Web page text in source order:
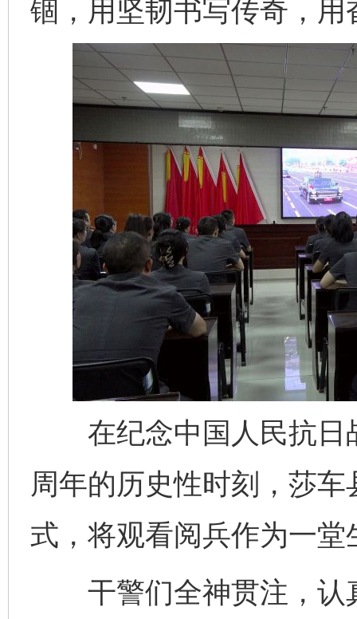
锢，用坚韧书写传奇，用
在纪念中国人民抗日
周年的历史性时刻，莎
式，将观看阅兵作为一
干警们全神贯注，认